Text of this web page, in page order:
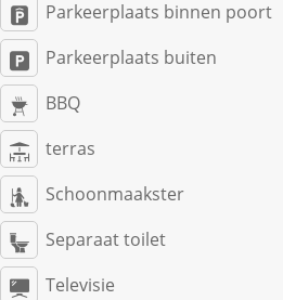
Parkeerplaats binnen poort
Parkeerplaats buiten
BBQ
terras
Schoonmaakster
Separaat toilet
Televisie